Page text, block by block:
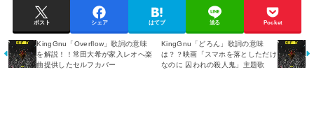
ポスト シェア はてブ 送る Pocket
KingGnu「Overflow」歌詞の意味
を解説！！常田大希が家入レオへ楽
曲提供したセルフカバー
KingGnu「どろん」歌詞の意味
は？？映画「スマホを落としただけ
なのに 囚われの殺人鬼」主題歌